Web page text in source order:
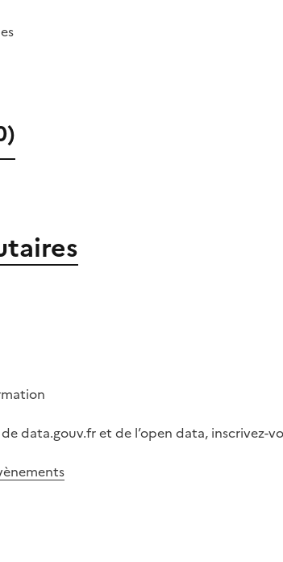
)
data.gouv.fr et de l’open data, inscrivez-